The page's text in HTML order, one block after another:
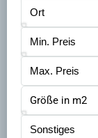
Ort
Min. Preis
Max. Preis
Sonstiges